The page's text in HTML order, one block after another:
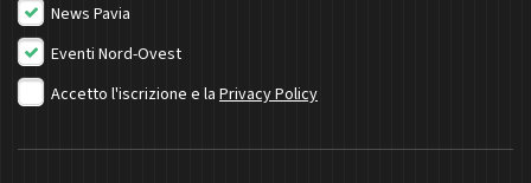
News Pavia
Eventi Nord-Ovest
Accetto l'iscrizione e la Privacy Policy